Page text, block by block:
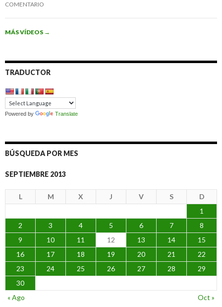
COMENTARIO
MÁS VÍDEOS →
TRADUCTOR
Powered by Translate
BÚSQUEDA POR MES
SEPTIEMBRE 2013
L M X J V S
D
1
2
3 4 5 6 7
8
9
10 11 12 13 14
15
16
17 18 19 20 21
22
23
24 25 26 27 28
29
30
« Ago
Oct »